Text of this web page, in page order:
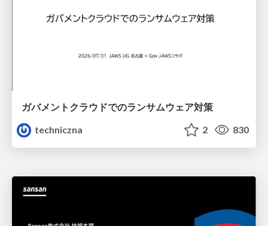
ガバメントクラウドでのランサムウェア対策
techniczna
2 830